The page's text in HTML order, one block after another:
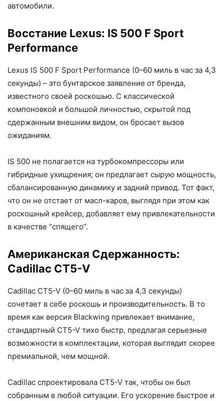
автомобили.
Восстание Lexus: IS 500 F Sport
Performance
Lexus IS 500 F Sport Performance (0–60 миль в час за 4,3
секунды) – это бунтарское заявление от бренда,
известного своей роскошью. С классической
компоновкой и большой личностью, скрытой под
сдержанным внешним видом, он бросает вызов
ожиданиям.
IS 500 не полагается на турбокомпрессоры или
гибридные ухищрения; он предлагает сырую мощность,
сбалансированную динамику и задний привод. Тот факт,
что он не отстает от масл-каров, выглядя при этом как
роскошный крейсер, добавляет ему привлекательности
в качестве “спящего”.
Американская Сдержанность:
Cadillac CT5-V
Cadillac CT5-V (0–60 миль в час за 4,3 секунды)
сочетает в себе роскошь и производительность. В то
время как версия Blackwing привлекает внимание,
стандартный CT5-V тихо быстр, предлагая серьезные
возможности в комплектации, которая выглядит скорее
премиальной, чем мощной.
Cadillac спроектировала CT5-V так, чтобы он был
собранным в любой ситуации. Его ускорение быстрое и